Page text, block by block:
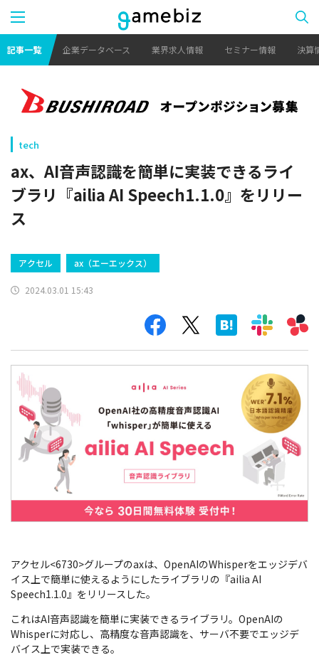
記事一覧 企業データベース 業界求人情報 セミナー情報 決算
tech
ax、AI音声認識を簡単に実装できるライ
ブラリ『ailia AI Speech1.1.0』をリリー
ス
アクセル ax（エーエックス）
2024.03.01 15:43
アクセル<6730>グループのaxは、OpenAIのWhisperをエッジデバ
イス上で簡単に使えるようにしたライブラリの『ailia AI
Speech1.1.0』をリリースした。
これはAI音声認識を簡単に実装できるライブラリ。OpenAIの
Whisperに対応し、高精度な音声認識を、サーバ不要でエッジデ
バイス上で実装できる。